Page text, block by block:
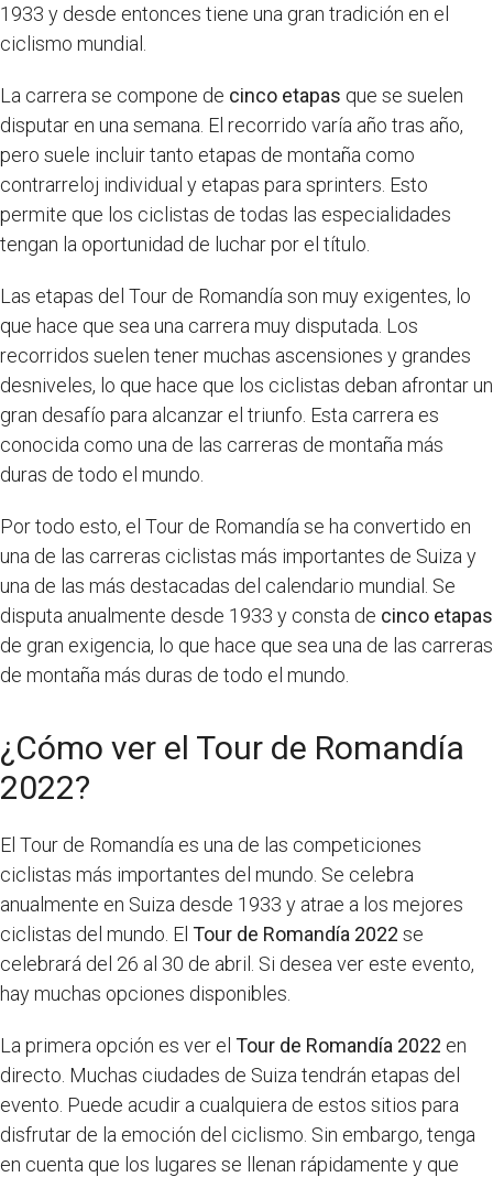
1933 y desde entonces tiene una gran tradición en el
ciclismo mundial.
La carrera se compone de cinco etapas que se suelen
disputar en una semana. El recorrido varía año tras año,
pero suele incluir tanto etapas de montaña como
contrarreloj individual y etapas para sprinters. Esto
permite que los ciclistas de todas las especialidades
tengan la oportunidad de luchar por el título.
Las etapas del Tour de Romandía son muy exigentes, lo
que hace que sea una carrera muy disputada. Los
recorridos suelen tener muchas ascensiones y grandes
desniveles, lo que hace que los ciclistas deban afrontar un
gran desafío para alcanzar el triunfo. Esta carrera es
conocida como una de las carreras de montaña más
duras de todo el mundo.
Por todo esto, el Tour de Romandía se ha convertido en
una de las carreras ciclistas más importantes de Suiza y
una de las más destacadas del calendario mundial. Se
disputa anualmente desde 1933 y consta de cinco etapas
de gran exigencia, lo que hace que sea una de las carreras
de montaña más duras de todo el mundo.
¿Cómo ver el Tour de Romandía
2022?
El Tour de Romandía es una de las competiciones
ciclistas más importantes del mundo. Se celebra
anualmente en Suiza desde 1933 y atrae a los mejores
ciclistas del mundo. El Tour de Romandía 2022 se
celebrará del 26 al 30 de abril. Si desea ver este evento,
hay muchas opciones disponibles.
La primera opción es ver el Tour de Romandía 2022 en
directo. Muchas ciudades de Suiza tendrán etapas del
evento. Puede acudir a cualquiera de estos sitios para
disfrutar de la emoción del ciclismo. Sin embargo, tenga
en cuenta que los lugares se llenan rápidamente y que